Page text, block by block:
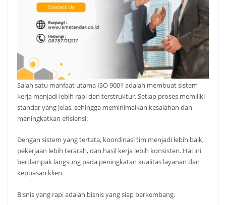
Salah satu manfaat utama ISO 9001 adalah membuat sistem
kerja menjadi lebih rapi dan terstruktur. Setiap proses memiliki
standar yang jelas, sehingga meminimalkan kesalahan dan
meningkatkan efisiensi.
Dengan sistem yang tertata, koordinasi tim menjadi lebih baik,
pekerjaan lebih terarah, dan hasil kerja lebih konsisten. Hal ini
berdampak langsung pada peningkatan kualitas layanan dan
kepuasan klien.
Bisnis yang rapi adalah bisnis yang siap berkembang.